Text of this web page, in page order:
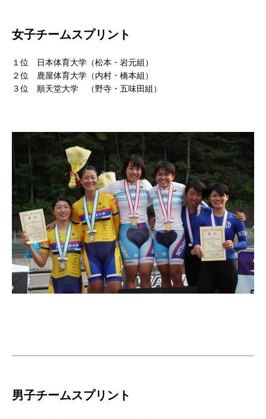
女子チームスプリント
１位 日本体育大学（松本・岩元組）
２位 鹿屋体育大学（内村・橋本組）
３位 順天堂大学 （野寺・五味田組）
男子チームスプリント